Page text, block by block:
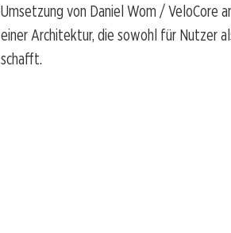
Umsetzung von Daniel Wom / VeloCore
einer Architektur, die sowohl für Nutzer
schafft.